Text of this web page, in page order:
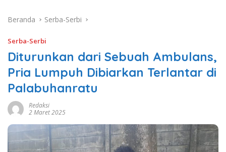
Beranda Serba-Serbi
Serba-Serbi
Diturunkan dari Sebuah Ambulans,
Pria Lumpuh Dibiarkan Terlantar di
Palabuhanratu
Redaksi
2 Maret 2025